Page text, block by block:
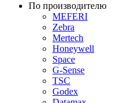
По производителю
MEFERI
Zebra
Mertech
Honeywell
Space
G-Sense
TSC
Godex